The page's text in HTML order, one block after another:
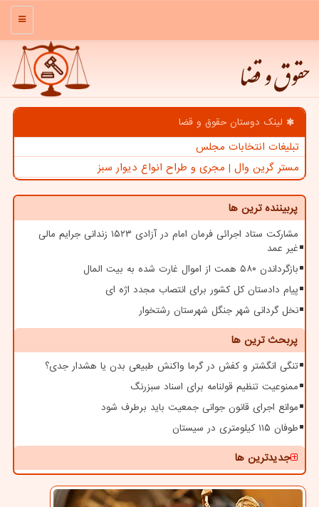
منو
حقوق و قضا
لینک دوستان حقوق و قضا
تبلیغات انتخابات مجلس
مستر گرین وال | مجری و طراح انواع دیوار سبز
پربیننده ترین ها
مشارکت ستاد اجرائی فرمان امام در آزادی ۱۵۲۳ زندانی جرایم مالی
غیر عمد
بازگرداندن ۵۸۰ همت از اموال غارت شده به بیت المال
پیام دادستان کل کشور برای انتصاب مجدد اژه ای
نخل گردانی شهر جنگل شهرستان رشتخوار
پربحث ترین ها
تنگی انگشتر و کفش در گرما واکنش طبیعی بدن یا هشدار جدی؟
ممنوعیت تنظیم قولنامه برای اسناد سبزرنگ
موانع اجرای قانون جوانی جمعیت باید برطرف شود
طوفان ۱۱۵ کیلومتری در سیستان
جدیدترین ها